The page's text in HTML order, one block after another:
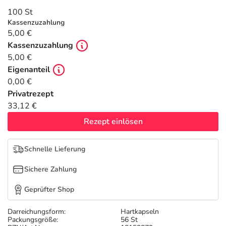
Tierapotheke
Vitamine & Mineralstoffe
Marken
Salus Deals
Darreichungsform:
Hartkapseln
Packungsgröße:
56 St
100 St
Kassenzuzahlung
5,00 €
Kassenzuzahlung
5,00 €
Eigenanteil
0,00 €
Privatrezept
33,12 €
Rezept einlösen
Schnelle Lieferung
Sichere Zahlung
Geprüfter Shop